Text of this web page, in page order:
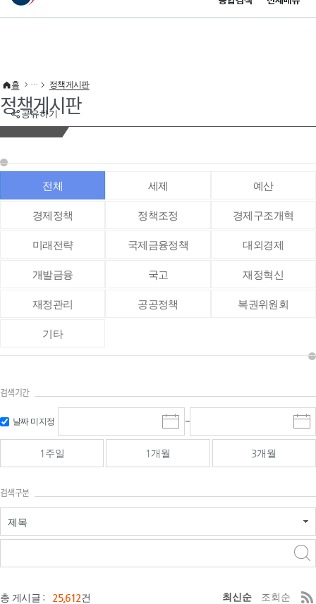
이 누리집은 대한민국 공식 전자정부 누리집입니다.
공유하기
홈 정책게시판
정책게시판
전체 세제 예산
경제정책 정책조정 경제구조개혁
미래전략 국제금융정책 대외경제
개발금융 국고 재정혁신
재정관리 공공정책 복권위원회
기타
검색기간
날짜 미지정
시
작
일
선
~
종
료
선
1주일 1개월 3개월
검색구분
제목
총 게시글 : 25,612건 최신순 조회순